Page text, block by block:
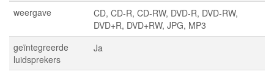
weergave
CD, CD-R, CD-RW, DVD-R, DVD-RW,
DVD+R, DVD+RW, JPG, MP3
geïntegreerde
luidsprekers
Ja